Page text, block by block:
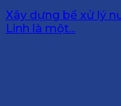
Xây dựng bể xử lý
Linh là một...